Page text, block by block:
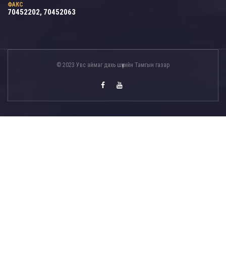
ФАКС
70452202, 70452063
© 2023 Увс аймаг дахь шүүхийн Тамгын газар